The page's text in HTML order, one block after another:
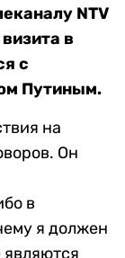
NTV
в
с
Путиным.
на
Он
в
я должен